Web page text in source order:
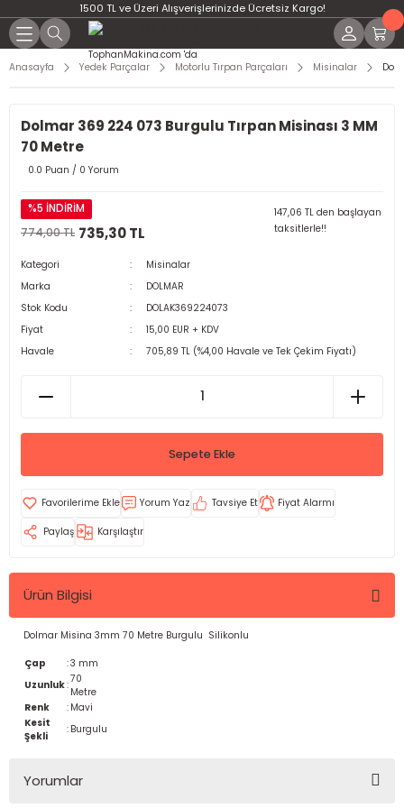
1500 TL ve Üzeri Alışverişlerinizde Ücretsiz Kargo!
Anasayfa Yedek Parçalar Motorlu Tırpan Parçaları Misinalar
Dolmar 369 224 073 Burgulu Tırpan Misinası 3 MM
70 Metre
0.0 Puan / 0 Yorum
%5 İNDİRİM
774,00 TL 735,30 TL
147,06 TL den başlayan
taksitlerle!!
Kategori
Misinalar
Marka
DOLMAR
Stok Kodu
DOLAK369224073
Fiyat
15,00 EUR + KDV
Havale
705,89 TL (%4,00 Havale ve Tek Çekim Fiyatı)
Sepete Ekle
Yorum Yaz Tavsiye Et Fiyat Alarmı
Paylaş Karşılaştır
Ürün Bilgisi
Dolmar Misina 3mm 70 Metre Burgulu Silikonlu
Çap :3 mm
Uzunluk:70
Metre
Renk
: Mavi
Kesit
Şekli
: Burgulu
Yorumlar